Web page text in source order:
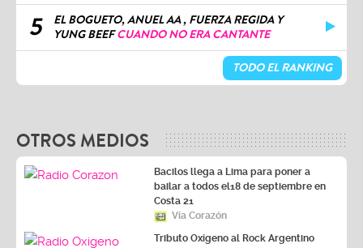
5
EL BOGUETO, ANUEL AA , FUERZA REGIDA Y
YUNG BEEFCUANDO NO ERA CANTANTE
TODO EL RANKING
Bacilos llega a Lima para poner a
bailar a todos el18 de septiembre en
Costa 21
Vía Corazón
Tributo Oxígeno al Rock Argentino
Vía Oxígeno